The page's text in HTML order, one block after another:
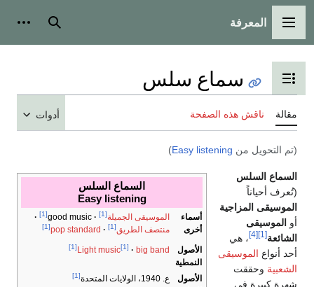
القائمة الرئيسية
المعرفة بحث
تبديل عرض جدول المحتويات
سماع سلس
مقالة ناقش هذه الصفحة أدوات
(تم التحويل من Easy listening
)
السماع السلس
Easy listening
أسماء
أخرى
الموسيقى الجميلة[1]
good music
[1]
منتصف الطريق[1]
pop standard
[1]
الأصول
النمطية
Light music [1] big band
[1]
الأصول
ع. 1940، الولايات المتحدة [1]
السماع السلس
(تُعرف أحياناً
الموسيقى المزاجية
أو الموسيقى
الشائعة[1]
[4]
، هي
أحد أنواع الموسيقى
الشعبية وحققت
شهرة كبيرة في